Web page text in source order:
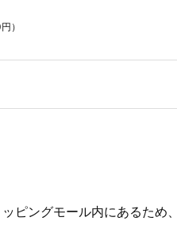
）
ピングモール内にあるため、